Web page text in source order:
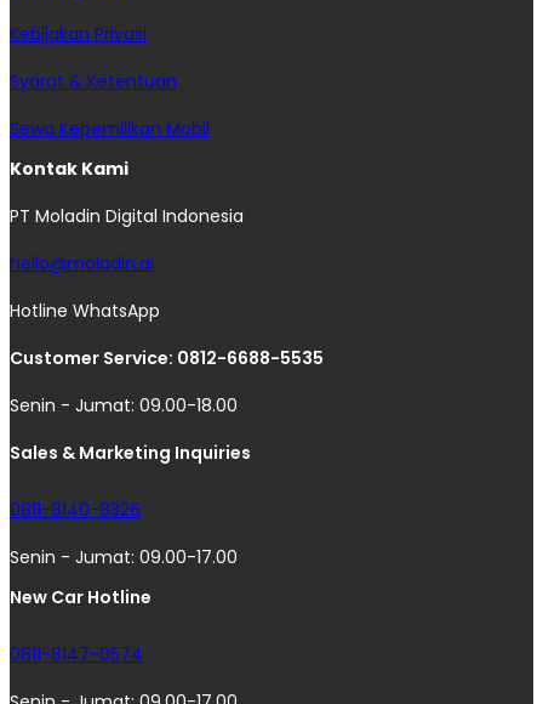
Kebijakan Privasi
Syarat & Ketentuan
Sewa Kepemilikan Mobil
Kontak Kami
PT Moladin Digital Indonesia
hello@moladin.ai
Hotline WhatsApp
Customer Service: 0812-6688-5535
Senin - Jumat: 09.00-18.00
Sales & Marketing Inquiries
0811-8140-8326
Senin - Jumat: 09.00-17.00
New Car Hotline
0811-8147-0574